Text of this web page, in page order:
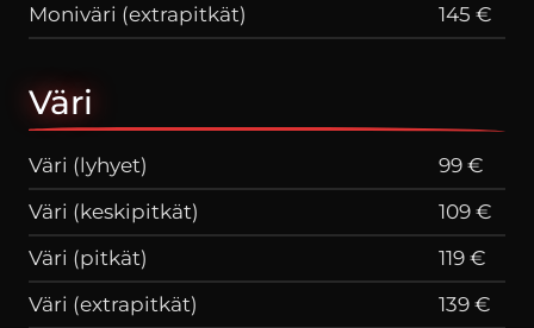
Moniväri (extrapitkät)
145 €
Väri
Väri (lyhyet)
99 €
Väri (keskipitkät)
109 €
Väri (pitkät)
119 €
Väri (extrapitkät)
139 €